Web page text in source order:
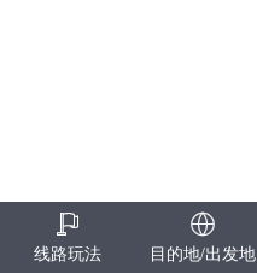
线路玩法 目的地/出发地